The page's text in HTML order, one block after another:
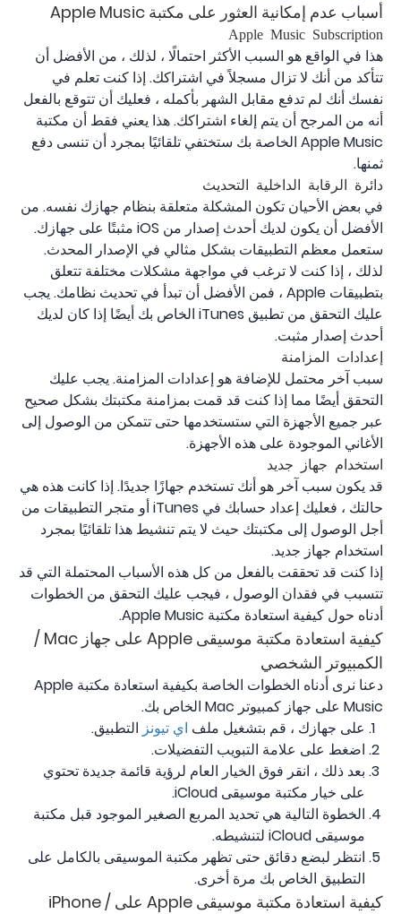
أسباب عدم إمكانية العثور على مكتبة Apple Music
Apple Music Subscription
هذا في الواقع هو السبب الأكثر احتمالًا ، لذلك ، من الأفضل أن
تتأكد من أنك لا تزال مسجلاً في اشتراكك. إذا كنت تعلم في
نفسك أنك لم تدفع مقابل الشهر بأكمله ، فعليك أن تتوقع بالفعل
أنه من المرجح أن يتم إلغاء اشتراكك. هذا يعني فقط أن مكتبة
Apple Music الخاصة بك ستختفي تلقائيًا بمجرد أن تنسى دفع
ثمنها.
دائرة الرقابة الداخلية التحديث
في بعض الأحيان تكون المشكلة متعلقة بنظام جهازك نفسه. من
الأفضل أن يكون لديك أحدث إصدار من iOS مثبتًا على جهازك.
ستعمل معظم التطبيقات بشكل مثالي في الإصدار المحدث.
لذلك ، إذا كنت لا ترغب في مواجهة مشكلات مختلفة تتعلق
بتطبيقات Apple ، فمن الأفضل أن تبدأ في تحديث نظامك. يجب
عليك التحقق من تطبيق iTunes الخاص بك أيضًا إذا كان لديك
أحدث إصدار مثبت.
إعدادات المزامنة
سبب آخر محتمل للإضافة هو إعدادات المزامنة. يجب عليك
التحقق أيضًا مما إذا كنت قد قمت بمزامنة مكتبتك بشكل صحيح
عبر جميع الأجهزة التي ستستخدمها حتى تتمكن من الوصول إلى
الأغاني الموجودة على هذه الأجهزة.
استخدام جهاز جديد
قد يكون سبب آخر هو أنك تستخدم جهازًا جديدًا. إذا كانت هذه هي
حالتك ، فعليك إعداد حسابك في iTunes أو متجر التطبيقات من
أجل الوصول إلى مكتبتك حيث لا يتم تنشيط هذا تلقائيًا بمجرد
استخدام جهاز جديد.
إذا كنت قد تحققت بالفعل من كل هذه الأسباب المحتملة التي قد
تتسبب في فقدان الوصول ، فيجب عليك التحقق من الخطوات
أدناه حول كيفية استعادة مكتبة Apple Music.
كيفية استعادة مكتبة موسيقى Apple على جهاز Mac /
الكمبيوتر الشخصي
دعنا نرى أدناه الخطوات الخاصة بكيفية استعادة مكتبة Apple
Music على جهاز كمبيوتر Mac الخاص بك.
على جهازك ، قم بتشغيل ملف اي تيونز التطبيق.
اضغط على علامة التبويب التفضيلات.
بعد ذلك ، انقر فوق الخيار العام لرؤية قائمة جديدة تحتوي
على خيار مكتبة موسيقى iCloud.
الخطوة التالية هي تحديد المربع الصغير الموجود قبل مكتبة
موسيقى iCloud لتنشيطه.
انتظر لبضع دقائق حتى تظهر مكتبة الموسيقى بالكامل على
التطبيق الخاص بك مرة أخرى.
كيفية استعادة مكتبة موسيقى Apple على iPhone /